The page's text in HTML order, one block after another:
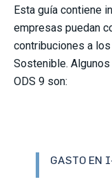
Esta guía contiene
empresas puedan
contribuciones a
Sostenible.
ODS 9 son:
GASTO EN